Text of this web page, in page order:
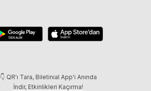
👇 QR'ı Tara, Biletinial App'i Anında
İndir, Etkinlikleri Kaçırma!